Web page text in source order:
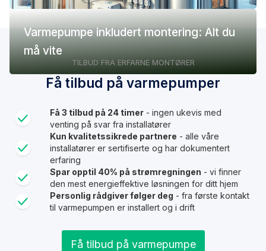
Varmepumpe inkludert montering: Alt du
må vite
TILBUD FRA ERFARNE MONTØRER
Få tilbud på varmepumper
Få 3 tilbud på 24 timer - ingen ukevis med
venting på svar fra installatører
Kun kvalitetssikrede partnere - alle våre
installatører er sertifiserte og har dokumentert
erfaring
Spar opptil 40% på strømregningen - vi finner
den mest energieffektive løsningen for ditt hjem
Personlig rådgiver følger deg - fra første kontakt
til varmepumpen er installert og i drift
Få tilbud på varmepumpe